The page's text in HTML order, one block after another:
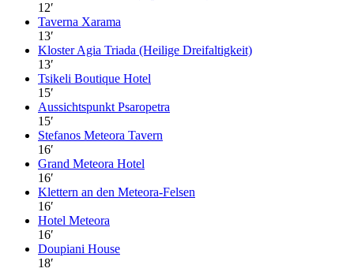
12′
Taverna Xarama
13′
Kloster Agia Triada (Heilige Dreifaltigkeit)
13′
Tsikeli Boutique Hotel
15′
Aussichtspunkt Psaropetra
15′
Stefanos Meteora Tavern
16′
Grand Meteora Hotel
16′
Klettern an den Meteora-Felsen
16′
Hotel Meteora
16′
Doupiani House
18′